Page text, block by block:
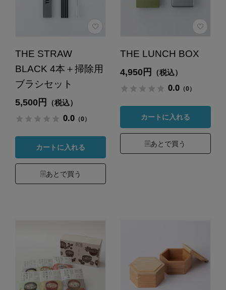
THE STRAW
BLACK 4本＋掃除用
ブラシセット
5,500円 （税込）
0.0（0）
カートに入れる
あとで買う
THE LUNCH BOX
4,950円 （税込）
0.0（0）
カートに入れる
あとで買う